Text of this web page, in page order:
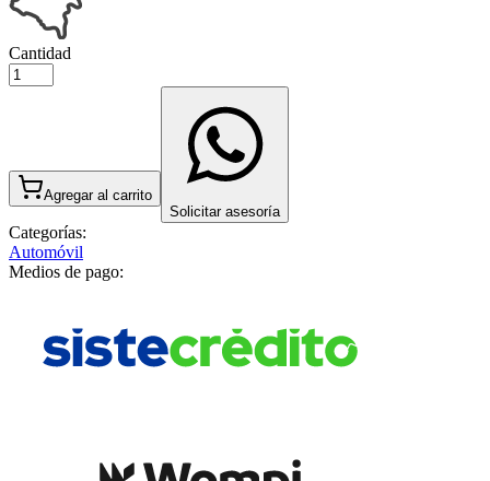
Cantidad
Agregar al carrito
Solicitar asesoría
Categorías:
Automóvil
Medios de pago: